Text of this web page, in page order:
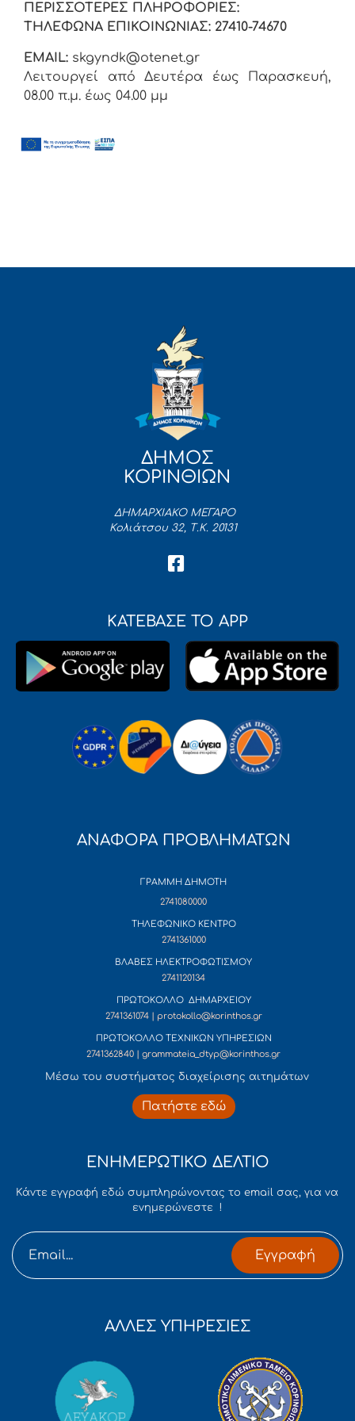
ΠΕΡΙΣΣΟΤΕΡΕΣ ΠΛΗΡΟΦΟΡΙΕΣ:
ΤΗΛΕΦΩΝΑ ΕΠΙΚΟΙΝΩΝΙΑΣ: 27410-74670
EMAIL: skgyndk@otenet.gr
Λειτουργεί από Δευτέρα έως Παρασκευή,
08.00 π.μ. έως 04.00 μμ
ΔΗΜΟΣ
ΚΟΡΙΝΘΙΩΝ
ΔΗΜΑΡΧΙΑΚΟ ΜΕΓΑΡΟ
Κολιάτσου 32, Τ.Κ. 20131
ΚΑΤΕΒΑΣΕ ΤΟ APP
ΑΝΑΦΟΡΑ ΠΡΟΒΛΗΜΑΤΩΝ
ΓΡΑΜΜΗ ΔΗΜΟΤΗ
2741080000
ΤΗΛΕΦΩΝΙΚΟ ΚΕΝΤΡΟ
2741361000
ΒΛΑΒΕΣ ΗΛΕΚΤΡΟΦΩΤΙΣΜΟΥ
2741120134
ΠΡΩΤΟΚΟΛΛΟ ΔΗΜΑΡΧΕΙΟΥ
2741361074 | protokollo@korinthos.gr
ΠΡΩΤΟΚΟΛΛΟ ΤΕΧΝΙΚΩΝ ΥΠΗΡΕΣΙΩΝ
2741362840 | grammateia_dtyp@korinthos.gr
Mέσω του συστήματος διαχείρισης αιτημάτων
Πατήστε εδώ
ΕΝΗΜΕΡΩΤΙΚΟ ΔΕΛΤΙΟ
Κάντε εγγραφή εδώ συμπληρώνοντας το email σας, για να
ενημερώνεστε !
Εγγραφή
ΑΛΛΕΣ ΥΠΗΡΕΣΙΕΣ